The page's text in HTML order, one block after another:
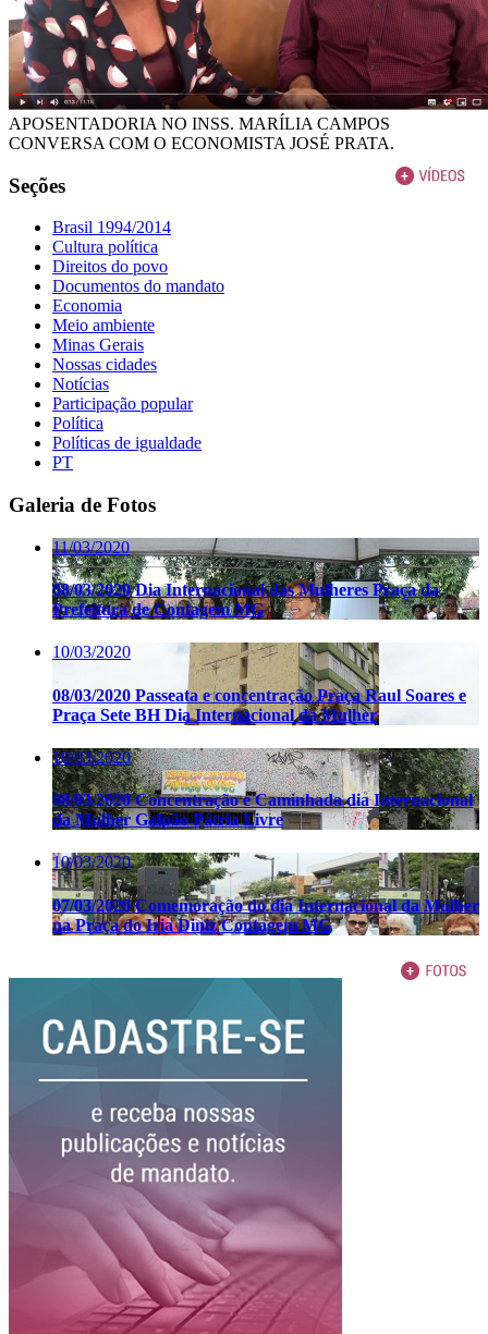
APOSENTADORIA NO INSS. MARÍLIA CAMPOS
CONVERSA COM O ECONOMISTA JOSÉ PRATA.
Seções
Brasil 1994/2014
Cultura política
Direitos do povo
Documentos do mandato
Economia
Meio ambiente
Minas Gerais
Nossas cidades
Notícias
Participação popular
Política
Políticas de igualdade
PT
Galeria de Fotos
11/03/2020
08/03/2020 Dia Internacional das Mulheres Praça da
Prefeitura de Contagem MG
10/03/2020
08/03/2020 Passeata e concentração Praça Raul Soares e
Praça Sete BH Dia Internacional da Mulher
10/03/2020
08/03/2020 Concentração e Caminhada dia Internacional
da Mulher Galpão Pátria Livre
10/03/2020
07/03/2020 Comemoração do dia Internacional da Mulher
na Praça do Iria Diniz Contagem MG